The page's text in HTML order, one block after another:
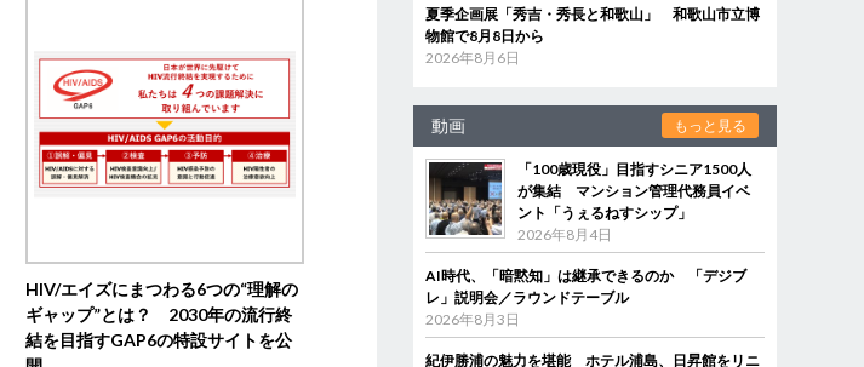
HIV/エイズにまつわる6つの“理解の
ギャップ”とは？ 2030年の流行終
結を目指すGAP6の特設サイトを公
夏季企画展「秀吉・秀長と和歌山」 和歌山市立博
物館で8月8日から
2026年8月6日
動画 もっと見る
「100歳現役」目指すシニア1500人
が集結 マンション管理代務員イベ
ント「うぇるねすシップ」
2026年8月4日
AI時代、「暗黙知」は継承できるのか 「デジブ
レ」説明会／ラウンドテーブル
2026年8月3日
紀伊勝浦の魅力を堪能 ホテル浦島、日昇館をリニ